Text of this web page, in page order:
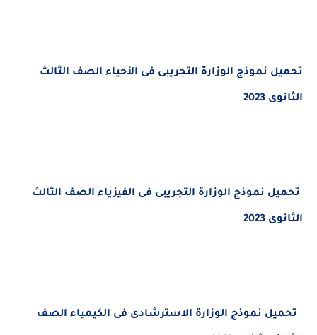
نموذج الوزارة التجريبى فىالأحياء الصف الثالث
نموذج الوزارة التجريبى فىالفيزياءالصف الثالث
نموذج الوزارة الاسترشادى فى الكيمياء الصف